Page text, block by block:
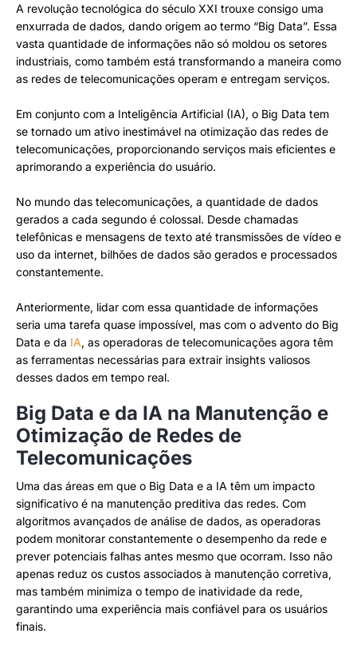
A revolução tecnológica do século XXI trouxe consigo uma
enxurrada de dados, dando origem ao termo “Big Data”. Essa
vasta quantidade de informações não só moldou os setores
industriais, como também está transformando a maneira como
as redes de telecomunicações operam e entregam serviços.
Em conjunto com a Inteligência Artificial (IA), o Big Data tem
se tornado um ativo inestimável na otimização das redes de
telecomunicações, proporcionando serviços mais eficientes e
aprimorando a experiência do usuário.
No mundo das telecomunicações, a quantidade de dados
gerados a cada segundo é colossal. Desde chamadas
telefônicas e mensagens de texto até transmissões de vídeo e
uso da internet, bilhões de dados são gerados e processados
constantemente.
Anteriormente, lidar com essa quantidade de informações
seria uma tarefa quase impossível, mas com o advento do Big
Data e da IA, as operadoras de telecomunicações agora têm
as ferramentas necessárias para extrair insights valiosos
desses dados em tempo real.
Big Data e da IA na Manutenção e
Otimização de Redes de
Telecomunicações
Uma das áreas em que o Big Data e a IA têm um impacto
significativo é na manutenção preditiva das redes. Com
algoritmos avançados de análise de dados, as operadoras
podem monitorar constantemente o desempenho da rede e
prever potenciais falhas antes mesmo que ocorram. Isso não
apenas reduz os custos associados à manutenção corretiva,
mas também minimiza o tempo de inatividade da rede,
garantindo uma experiência mais confiável para os usuários
finais.